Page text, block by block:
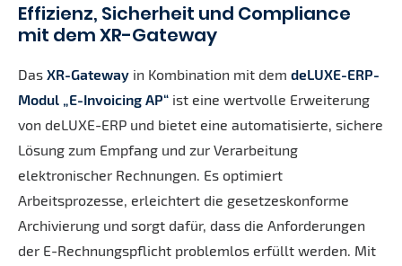
Effizienz, Sicherheit und Compliance
mit dem XR-Gateway
Das XR-Gateway in Kombination mit dem deLUXE-ERP-
Modul „E-Invoicing AP“ ist eine wertvolle Erweiterung
von deLUXE-ERP und bietet eine automatisierte, sichere
Lösung zum Empfang und zur Verarbeitung
elektronischer Rechnungen. Es optimiert
Arbeitsprozesse, erleichtert die gesetzeskonforme
Archivierung und sorgt dafür, dass die Anforderungen
der E-Rechnungspflicht problemlos erfüllt werden. Mit